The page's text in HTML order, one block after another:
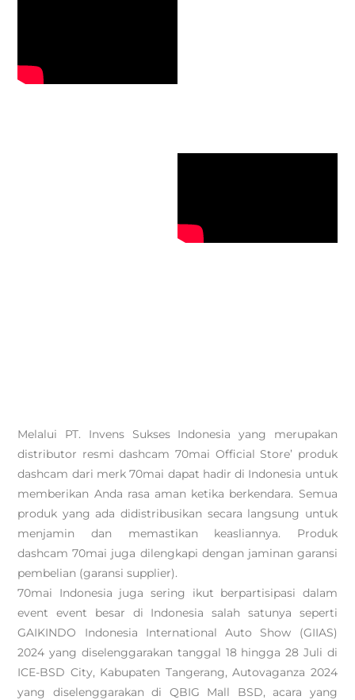
Melalui PT. Invens Sukses Indonesia yang merupakan
distributor resmi dashcam 70mai Official Store’ produk
dashcam dari merk 70mai dapat hadir di Indonesia untuk
memberikan Anda rasa aman ketika berkendara. Semua
produk yang ada didistribusikan secara langsung untuk
menjamin dan memastikan keasliannya. Produk
dashcam 70mai juga dilengkapi dengan jaminan garansi
pembelian (garansi supplier).
70mai Indonesia juga sering ikut berpartisipasi dalam
event event besar di Indonesia salah satunya seperti
GAIKINDO Indonesia International Auto Show (GIIAS)
2024 yang diselenggarakan tanggal 18 hingga 28 Juli di
ICE-BSD City, Kabupaten Tangerang, Autovaganza 2024
yang diselenggarakan di QBIG Mall BSD, acara yang